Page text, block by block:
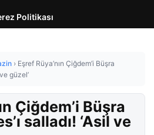
Politikası
› Eşref Rüya’nın Çiğdem’i Büşra
güzel’
Çiğdem’i Büşra
salladı! ‘Asil ve